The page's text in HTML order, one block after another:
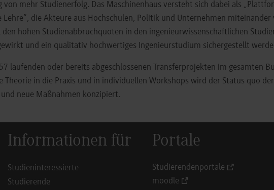
von mehr Studienerfolg. Das Maschinenhaus versteht sich dabei als
Lehre“, die Akteure aus Hochschulen, Politik und Unternehmen miteinander
den hohen Studienabbruchquoten in den ingenieurwissenschaftlichen
und ein qualitativ hochwertiges Ingenieurstudium sichergestellt
laufenden oder bereits abgeschlossenen Transferprojekten im gesamten
Theorie in die Praxis und in individuellen Workshops wird der Status quo
neue Maßnahmen konzipiert.
Informationen für
Studieninteressierte
Studierende
Portale
Studierendenportale
moodle